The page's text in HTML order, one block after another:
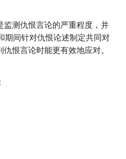
监测仇恨言论的严重程度，并
期间针对仇恨论述制定共同对
恨言论时能更有效地应对。